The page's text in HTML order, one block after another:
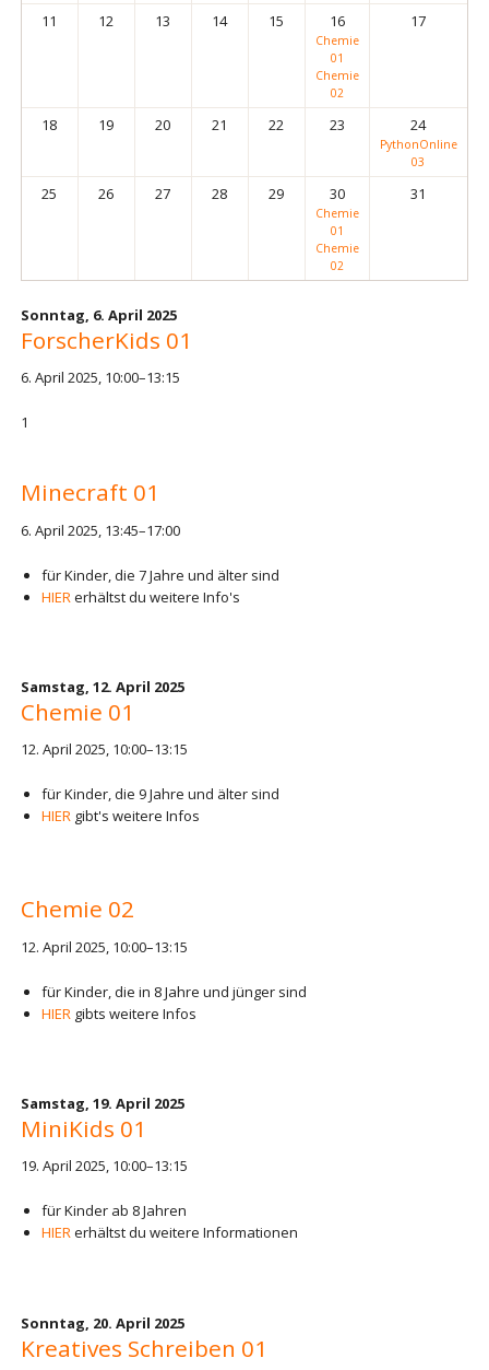
11
12 13 14 15 16
Chemie
01
Chemie
02
17
18 19 20 21 22 23 24
PythonOnline
03
25 26 27 28 29 30
Chemie
01
Chemie
02
31
Sonntag, 6. April 2025
ForscherKids 01
6. April 2025, 10:00–13:15
1
Minecraft 01
6. April 2025, 13:45–17:00
für Kinder, die 7 Jahre und älter sind
HIER erhältst du weitere Info's
Samstag, 12. April 2025
Chemie 01
12. April 2025, 10:00–13:15
für Kinder, die 9 Jahre und älter sind
HIERgibt's weitere Infos
Chemie 02
12. April 2025, 10:00–13:15
für Kinder, die in 8 Jahre und jünger sind
HIERgibts weitere Infos
Samstag, 19. April 2025
MiniKids 01
19. April 2025, 10:00–13:15
für Kinder ab 8 Jahren
HIERerhältst du weitere Informationen
Sonntag, 20. April 2025
Kreatives Schreiben 01